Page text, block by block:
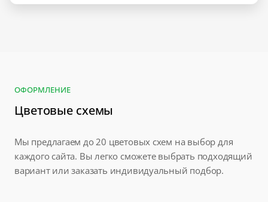
ОФОРМЛЕНИЕ
Цветовые схемы
Мы предлагаем до 20 цветовых схем на выбор для
каждого сайта. Вы легко сможете выбрать подходящий
вариант или заказать индивидуальный подбор.